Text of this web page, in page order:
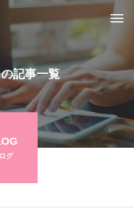
記事一覧
グ